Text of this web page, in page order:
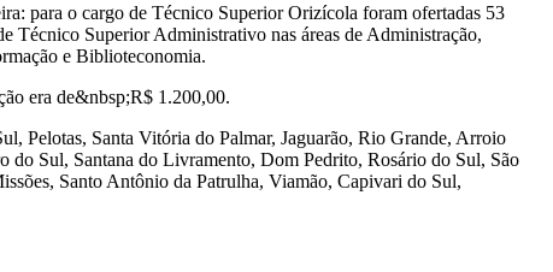
para o cargo de Técnico Superior Orizícola foram ofertadas 53
Técnico Superior Administrativo nas áreas de Administração,
e Biblioteconomia.
era de&nbsp;R$ 1.200,00.
Pelotas, Santa Vitória do Palmar, Jaguarão, Rio Grande, Arroio
do Sul, Santana do Livramento, Dom Pedrito, Rosário do Sul, São
Santo Antônio da Patrulha, Viamão, Capivari do Sul,